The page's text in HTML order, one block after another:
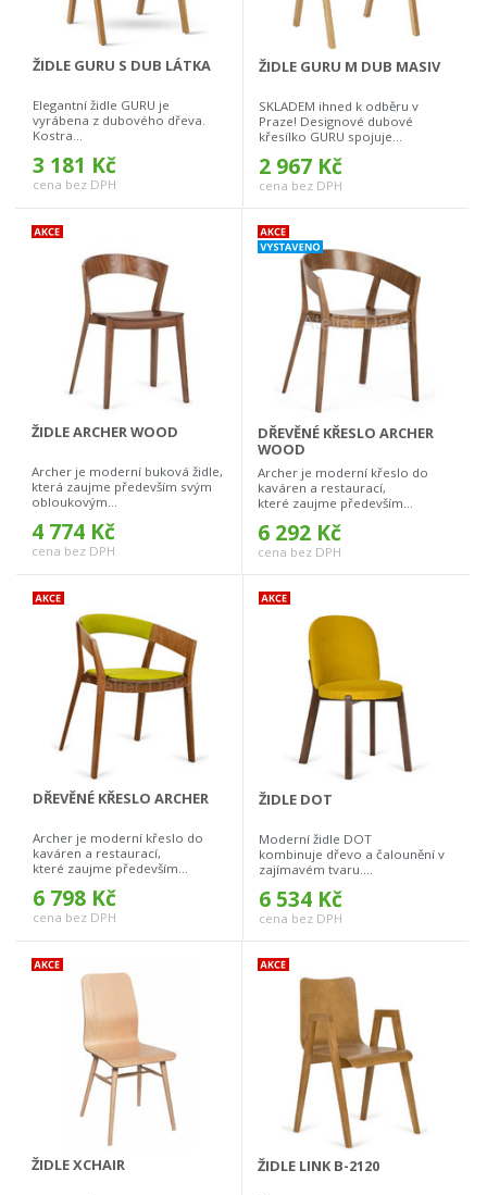
ŽIDLE GURU S DUB LÁTKA
Elegantní židle GURU je
vyrábena z dubového dřeva.
Kostra...
3 181 Kč
cena bez DPH
ŽIDLE GURU M DUB MASIV
SKLADEM ihned k odběru v
Praze! Designové dubové
křesílko GURU spojuje...
2 967 Kč
cena bez DPH
ŽIDLE ARCHER WOOD
Archer je moderní buková židle,
která zaujme především svým
obloukovým...
4 774 Kč
cena bez DPH
DŘEVĚNÉ KŘESLO ARCHER
WOOD
Archer je moderní křeslo do
kaváren a restaurací,
které zaujme především...
6 292 Kč
cena bez DPH
DŘEVĚNÉ KŘESLO ARCHER
Archer je moderní křeslo do
kaváren a restaurací,
které zaujme především...
6 798 Kč
cena bez DPH
ŽIDLE DOT
Moderní židle DOT
kombinuje dřevo a čalounění v
zajímavém tvaru....
6 534 Kč
cena bez DPH
ŽIDLE XCHAIR ŽIDLE LINK B-2120